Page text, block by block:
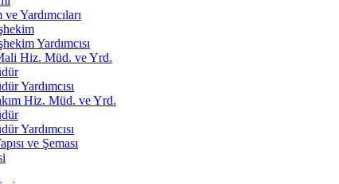
Yardımcıları
Yardımcısı
Hiz. Müd. ve Yrd.
Yardımcısı
Hiz. Müd. ve Yrd.
Yardımcısı
ve Şeması